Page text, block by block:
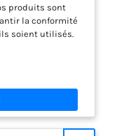
la Survie et
produits sont
la conformité
soient utilisés.
de qualité
du produit et la
pour une liste
convaincus
plus de contenu
autre sur le